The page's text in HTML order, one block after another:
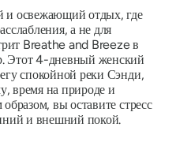
и освежающий отдых, где
а не для
Breathe and Breeze в
Этот 4-дневный женский
спокойной реки Сэнди,
время на природе и
вы оставите стресс
и внешний покой.